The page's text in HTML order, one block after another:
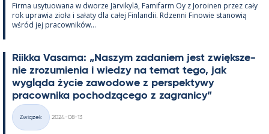
Firma usy­tuowana w dworze Jär­vi­kylä, Fa­mi­farm Oy z Jo­roi­nen przez cały
rok uprawia zioła i sałaty dla całej Fin­lan­dii. Rdzenni Fi­nowie sta­nowią
wśród jej pracow­ników...
Riikka Va­sama: „Naszym za­da­niem jest zwiększe­
nie zrozu­mie­nia i wiedzy na te­mat tego, jak
wygląda życie zawo­dowe z pers­pek­tywy
pracow­nika poc­hodzącego z za­gra­nicy”
Kategorie
Związek
2024-08-13